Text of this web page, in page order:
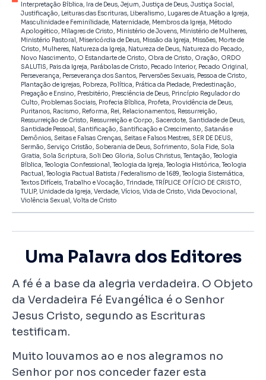
Interpretação Bíblica, Ira de Deus, Jejum, Justiça de Deus, Justiça Social,
Justificação, Leituras das Escrituras, Liberalismo, Lugares de Atuação a Igreja,
Masculinidade e Feminilidade, Maternidade, Membros da Igreja, Método
Apologético, Milagres de Cristo, Ministério de Jovens, Ministério de Mulheres,
Ministério Pastoral, Misericórdia de Deus, Missão da Igreja, Missões, Morte de
Cristo, Mulheres, Natureza da Igreja, Natureza de Deus, Natureza do Pecado,
Novo Nascimento, O Estandarte de Cristo, Obra de Cristo, Oração, ORDO
SALUTIS, Pais da Igreja, Parábolas de Cristo, Pecado Interior, Pecado Original,
Perseverança, Perseverança dos Santos, Perversões Sexuais, Pessoa de Cristo,
Plantação de igrejas, Pobreza, Política, Prática da Piedade, Predestinação,
Pregação e Ensino, Presbitério, Presciência de Deus, Princípio Regulador do
Culto, Problemas Sociais, Profecia Bíblica, Profeta, Providência de Deus,
Puritanos, Racismo, Reforma, Rei, Relacionamentos, Ressurreição,
Ressurreição de Cristo, Ressurreição e Corpo, Sacerdote, Santidade de Deus,
Santidade Pessoal, Santificação, Santificação e Crescimento, Satanás e
Demônios, Seitas e Falsas Crenças, Seitas e Falsos Mestres, SER DE DEUS,
Sermão, Serviço Cristão, Soberania de Deus, Sofrimento, Sola Fide, Sola
Gratia, Sola Scriptura, Soli Deo Gloria, Solus Christus,Tentação,Teologia
Bíblica,Teologia Confessional,Teologia da Igreja,Teologia Histórica,Teologia
Pactual,Teologia Pactual Batista / Federalismo de 1689,Teologia Sistemática,
Textos Difíceis,Trabalho e Vocação,Trindade,TRÍPLICE OFÍCIO DE CRISTO,
TULIP, Unidade da Igreja, Verdade, Vícios, Vida de Cristo, Vida Devocional,
Violência Sexual, Volta de Cristo
Uma Palavra dos Editores
A fé é a base da alegria verdadeira. O Objeto
da Verdadeira Fé Evangélica é o Senhor
Jesus Cristo, segundo as Escrituras
testificam.
Muito louvamos ao e nos alegramos no
Senhor por nos conceder fazer esta